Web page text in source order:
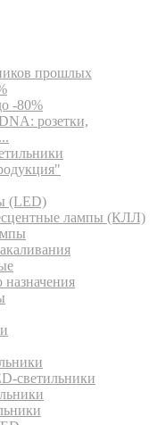
прошлых
-80%
розетки,
(LED)
лампы (КЛЛ)
светильники